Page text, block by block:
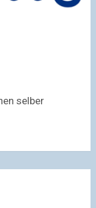
selber